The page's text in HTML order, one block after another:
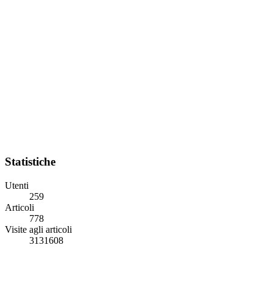
Statistiche
Utenti
259
Articoli
778
Visite agli articoli
3131608